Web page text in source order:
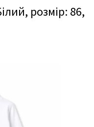
розмір: 86,